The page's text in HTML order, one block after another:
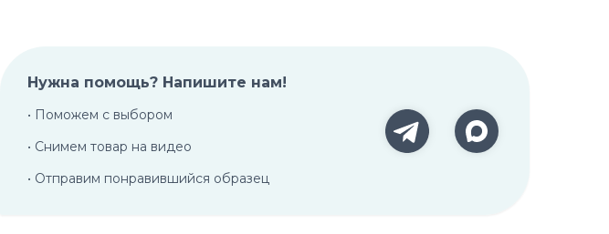
Нужна помощь? Напишите нам!
• Поможем с выбором
• Снимем товар на видео
• Отправим понравившийся образец